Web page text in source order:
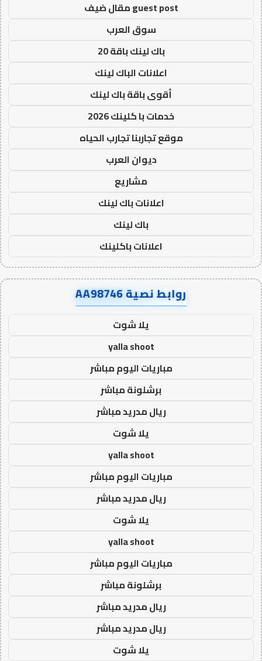
guest post مقال ضيف
سوق العرب
باك لينك باقة 20
اعلانات الباك لينك
أقوى باقة باك لينك
خدمات با كلينك 2026
موقع تجاربنا تجارب الحياه
ديوان العرب
مشاريع
اعلانات باك لينك
باك لينك
اعلانات باكلينك
روابط نصية AA98746
يلا شوت
yalla shoot
مباريات اليوم مباشر
برشلونة مباشر
ريال مدريد مباشر
يلا شوت
yalla shoot
مباريات اليوم مباشر
ريال مدريد مباشر
يلا شوت
yalla shoot
مباريات اليوم مباشر
برشلونة مباشر
ريال مدريد مباشر
ريال مدريد مباشر
يلا شوت